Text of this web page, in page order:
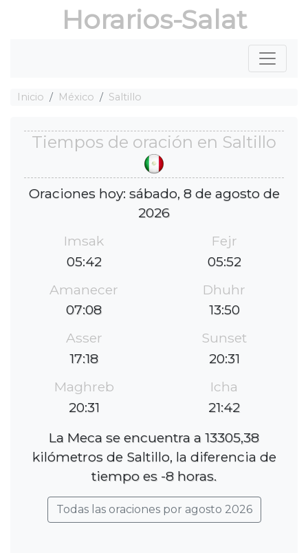
Horarios-Salat
Inicio México Saltillo
Tiempos de oración en Saltillo
Oraciones hoy: sábado, 8 de agosto de
2026
Imsak
05:42
Fejr
05:52
Amanecer
07:08
Dhuhr
13:50
Asser
17:18
Sunset
20:31
Maghreb
20:31
Icha
21:42
La Meca se encuentra a 13305,38
kilómetros de Saltillo, la diferencia de
tiempo es -8 horas.
Todas las oraciones por agosto 2026